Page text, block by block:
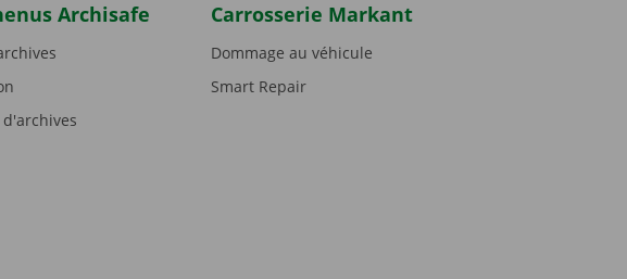
Archisafe Carrosserie Markant
Dommage au véhicule
Smart Repair